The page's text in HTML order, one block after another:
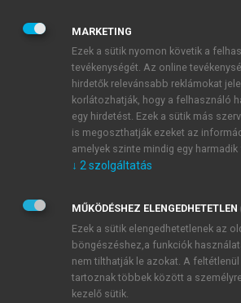
JELSZÓ
JELSZÓ ÚJRA
Kérek értesítést a MeRSZ újdonságairól,
Kérek értesítést az Akadémiai Kiadó Zrt.
Adatkezelési tájékoztatóban
veszem és elfogadom.
Általános vásárlási feltételeket,
mersz.huoldalak licencszerződéseiben
tudomásul veszem és elfogadom.
MARKETING
Ezek a sütik nyomon követik a
tevékenységét. Az online
hirdetők relevánsabb reklámokat
korlátozhatják, hogy a felhasználó
egy hirdetést. Ezek a sütik más
is megoszthatják ezeket az
amelyek szinte mindig egy
↓ 2 szolgáltatás
MŰKÖDÉSHEZ ELENGEDHETETLEN
Ezek a sütik elengedhetetlenek az
böngészéshez,a funkciók
nem tilthatják le azokat. A
tartoznak többek között a
kezelő sütik.